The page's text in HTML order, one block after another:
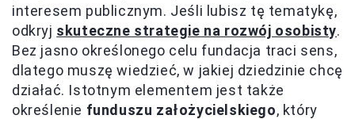
interesem publicznym. Jeśli lubisz tę tematykę,
odkryj skuteczne strategie na rozwój osobisty.
Bez jasno określonego celu fundacja traci sens,
dlatego muszę wiedzieć, w jakiej dziedzinie chcę
działać. Istotnym elementem jest także
określenie funduszu założycielskiego, który